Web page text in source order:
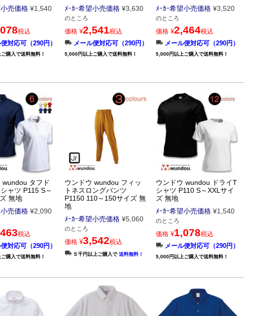
売価格 ¥1,540
税込
対応可（290円）
購入で送料無料！
ﾒｰｶｰ希望小売価格 ¥3,630
のところ
価格 ¥2,541税込
メール便対応可（290円）
5,000円以上ご購入で送料無料！
ﾒｰｶｰ希望小売価格 ¥3,520
のところ
価格 ¥2,464税込
メール便対応可（290円）
5,000円以上ご購入で送料無料！
wundou タフド
ャツ P115 S～
無地
売価格 ¥2,090
税込
対応可（290円）
購入で送料無料！
ウンドウ wundou フィッ
トネスロングパンツ
P1150 110～150サイズ 無
地
ﾒｰｶｰ希望小売価格 ¥5,060
のところ
価格 ¥3,542税込
５千円以上ご購入で送料無料！
ウンドウ wundou ドライT
シャツ P110 S～XXLサイ
ズ 無地
ﾒｰｶｰ希望小売価格 ¥1,540
のところ
価格 ¥1,078税込
メール便対応可（290円）
5,000円以上ご購入で送料無料！